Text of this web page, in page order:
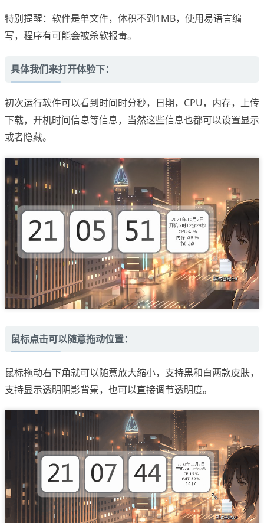
特别提醒：软件是单文件，体积不到1MB，使用易语言编
写，程序有可能会被杀软报毒。
具体我们来打开体验下：
初次运行软件可以看到时间时分秒，日期，CPU，内存，上传
下载，开机时间信息等信息，当然这些信息也都可以设置显示
或者隐藏。
鼠标点击可以随意拖动位置：
鼠标拖动右下角就可以随意放大缩小，支持黑和白两款皮肤，
支持显示透明阴影背景，也可以直接调节透明度。